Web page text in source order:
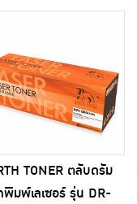
TONER ตลับดรัม
มพ์เลเซอร์ รุ่น DR-